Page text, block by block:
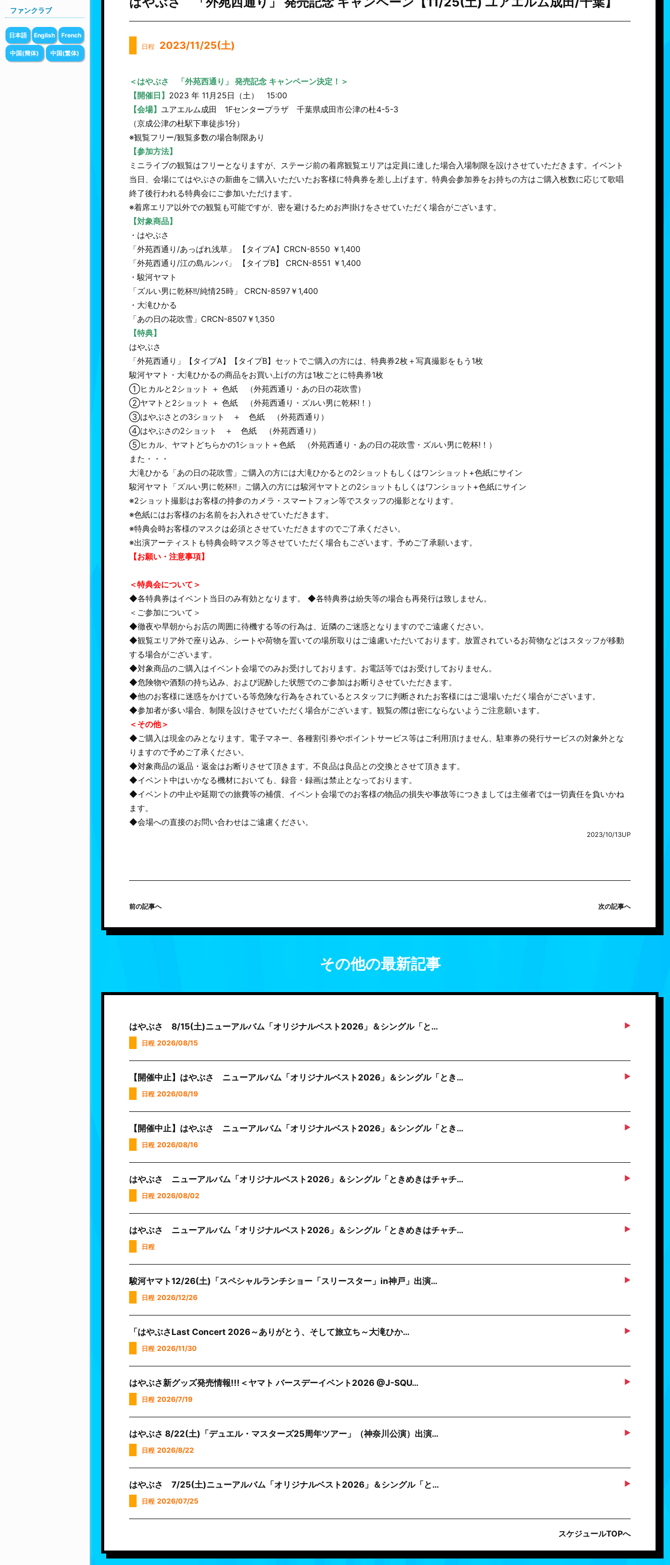
ファンクラブ
日本語 English French
中国(簡体) 中国(繁体)
日程 2023/11/25(土)
＜はやぶさ 「外苑西通り」 発売記念 キャンペーン決定！＞
【開催日】 2023 年 11月25日（土） 15:00
【会場】ユアエルム成田 1Fセンタープラザ 千葉県成田市公津の杜4-5-3
（京成公津の杜駅下車徒歩1分）
※観覧フリー/観覧多数の場合制限あり
【参加方法】
ミニライブの観覧はフリーとなりますが、ステージ前の着席観覧エリアは定員に達した場合入場制限を設けさせていただきます。イベント
当日、会場にてはやぶさの新曲をご購入いただいたお客様に特典券を差し上げます。特典会参加券をお持ちの方はご購入枚数に応じて歌唱
終了後行われる特典会にご参加いただけます。
※着席エリア以外での観覧も可能ですが、密を避けるためお声掛けをさせていただく場合がございます。
【対象商品】
・はやぶさ
「外苑西通り/あっぱれ浅草」 【タイプA】CRCN-8550 ￥1,400
「外苑西通り/江の島ルンバ」 【タイプB】 CRCN-8551 ￥1,400
・駿河ヤマト
「ズルい男に乾杯!!/純情25時」 CRCN-8597￥1,400
・大滝ひかる
「あの日の花吹雪」CRCN-8507￥1,350
【特典】
はやぶさ
「外苑西通り」【タイプA】【タイプB】セットでご購入の方には、特典券2枚＋写真撮影をもう1枚
駿河ヤマト・大滝ひかるの商品をお買い上げの方は1枚ごとに特典券1枚
①ヒカルと2ショット ＋ 色紙 （外苑西通り・あの日の花吹雪）
②ヤマトと2ショット ＋ 色紙 （外苑西通り・ズルい男に乾杯!！）
③はやぶさとの3ショット ＋ 色紙 （外苑西通り）
④はやぶさの2ショット ＋ 色紙 （外苑西通り）
⑤ヒカル、ヤマトどちらかの1ショット＋色紙 （外苑西通り・あの日の花吹雪・ズルい男に乾杯!！）
また・・・
大滝ひかる「あの日の花吹雪」ご購入の方には大滝ひかるとの2ショットもしくはワンショット+色紙にサイン
駿河ヤマト「ズルい男に乾杯!!」ご購入の方には駿河ヤマトとの2ショットもしくはワンショット+色紙にサイン
※2ショット撮影はお客様の持参のカメラ・スマートフォン等でスタッフの撮影となります。
※色紙にはお客様のお名前をお入れさせていただきます。
※特典会時お客様のマスクは必須とさせていただきますのでご了承ください。
※出演アーティストも特典会時マスク等させていただく場合もございます。予めご了承願います。
【お願い・注意事項】
＜特典会について＞
◆各特典券はイベント当日のみ有効となります。 ◆各特典券は紛失等の場合も再発行は致しません。
＜ご参加について＞
◆徹夜や早朝からお店の周囲に待機する等の行為は、近隣のご迷惑となりますのでご遠慮ください。
◆観覧エリア外で座り込み、シートや荷物を置いての場所取りはご遠慮いただいております。放置されているお荷物などはスタッフが移動
する場合がございます。
◆対象商品のご購入はイベント会場でのみお受けしております。お電話等ではお受けしておりません。
◆危険物や酒類の持ち込み、および泥酔した状態でのご参加はお断りさせていただきます。
◆他のお客様に迷惑をかけている等危険な行為をされているとスタッフに判断されたお客様にはご退場いただく場合がございます。
◆参加者が多い場合、制限を設けさせていただく場合がございます。観覧の際は密にならないようご注意願います。
＜その他＞
◆ご購入は現金のみとなります。電子マネー、各種割引券やポイントサービス等はご利用頂けません、駐車券の発行サービスの対象外とな
りますので予めご了承ください。
◆対象商品の返品・返金はお断りさせて頂きます。不良品は良品との交換とさせて頂きます。
◆イベント中はいかなる機材においても、録音・録画は禁止となっております。
◆イベントの中止や延期での旅費等の補償、イベント会場でのお客様の物品の損失や事故等につきましては主催者では一切責任を負いかね
ます。
◆会場への直接のお問い合わせはご遠慮ください。
2023/10/13UP
前の記事へ 次の記事へ
その他の最新記事
はやぶさ 8/15(土)ニューアルバム「オリジナルベスト2026」＆シングル「と…
日程 2026/08/15
【開催中止】はやぶさ ニューアルバム「オリジナルベスト2026」＆シングル「とき…
日程 2026/08/19
【開催中止】はやぶさ ニューアルバム「オリジナルベスト2026」＆シングル「とき…
日程 2026/08/16
はやぶさ ニューアルバム「オリジナルベスト2026」＆シングル「ときめきはチャチ…
日程 2026/08/02
はやぶさ ニューアルバム「オリジナルベスト2026」＆シングル「ときめきはチャチ…
日程
駿河ヤマト12/26(土)「スペシャルランチショー「スリースター」in神戸」出演…
日程 2026/12/26
「はやぶさLast Concert 2026～ありがとう、そして旅立ち～大滝ひか…
日程 2026/11/30
はやぶさ新グッズ発売情報!!!＜ヤマト バースデーイベント2026 @J-SQU…
日程 2026/7/19
はやぶさ 8/22(土)「デュエル・マスターズ25周年ツアー」（神奈川公演）出演…
日程 2026/8/22
はやぶさ 7/25(土)ニューアルバム「オリジナルベスト2026」＆シングル「と…
日程 2026/07/25
スケジュールTOPへ